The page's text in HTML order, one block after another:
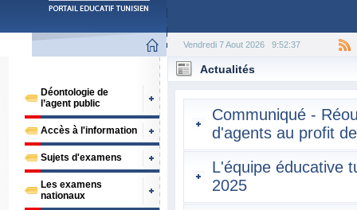
Vendredi 7 Aout 2026 9:52:37
Déontologie de
l’agent public
Accès à l'information
Sujets d'examens
Les examens
nationaux
Actualités
Communiqué -
d'agents au profit
L'équipe éducative
2025